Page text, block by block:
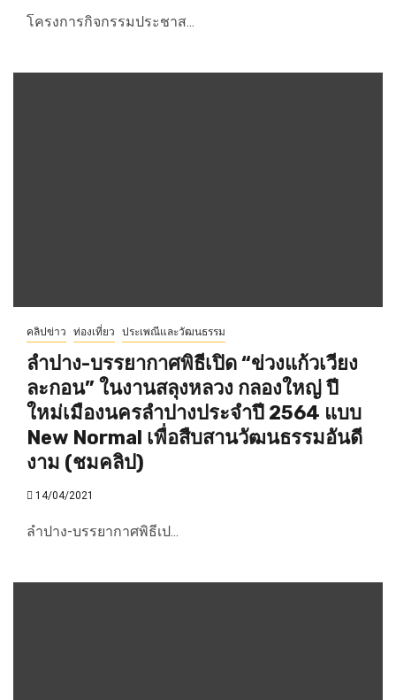
โครงการกิจกรรมประชาส...
คลิปข่าว ท่องเที่ยว ประเพณีและวัฒนธรรม
ลำปาง-บรรยากาศพิธีเปิด “ข่วงแก้วเวียง
ละกอน” ในงานสลุงหลวง กลองใหญ่ ปี
ใหม่เมืองนครลำปางประจำปี 2564 แบบ
New Normal เพื่อสืบสานวัฒนธรรมอันดี
งาม (ชมคลิป)
14/04/2021
ลำปาง-บรรยากาศพิธีเป...